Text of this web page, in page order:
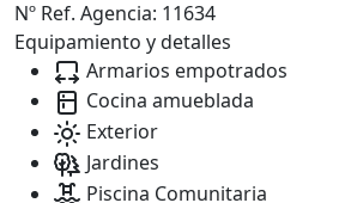
Nº Ref. Agencia: 11634
Equipamiento y detalles
Armarios empotrados
Cocina amueblada
Exterior
Jardines
Piscina Comunitaria